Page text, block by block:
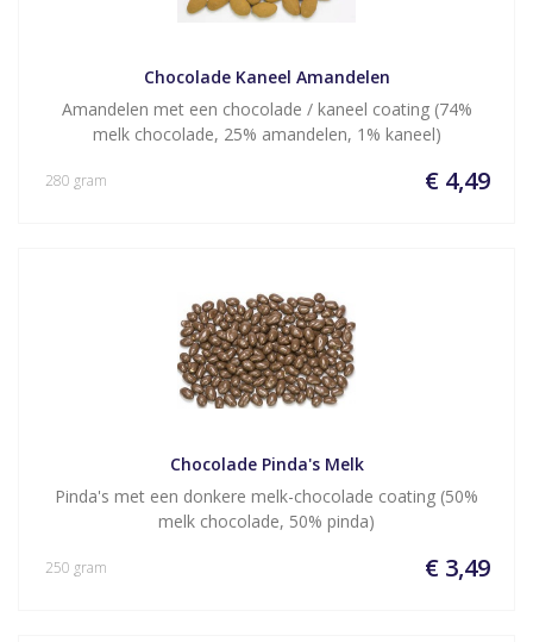
Chocolade Kaneel Amandelen
Amandelen met een chocolade / kaneel coating (74%
melk chocolade, 25% amandelen, 1% kaneel)
€ 4,49
280 gram
Chocolade Pinda's Melk
Pinda's met een donkere melk-chocolade coating (50%
melk chocolade, 50% pinda)
€ 3,49
250 gram